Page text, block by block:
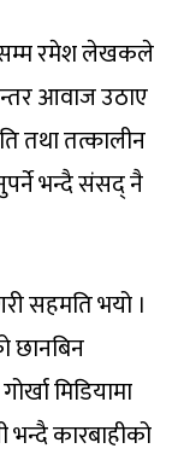
रमेश लेखकले
आवाज उठाए
तथा तत्कालीन
भन्दै संसद् नै
सहमति भयो ।
छानबिन
मिडियामा
कारबाहीको